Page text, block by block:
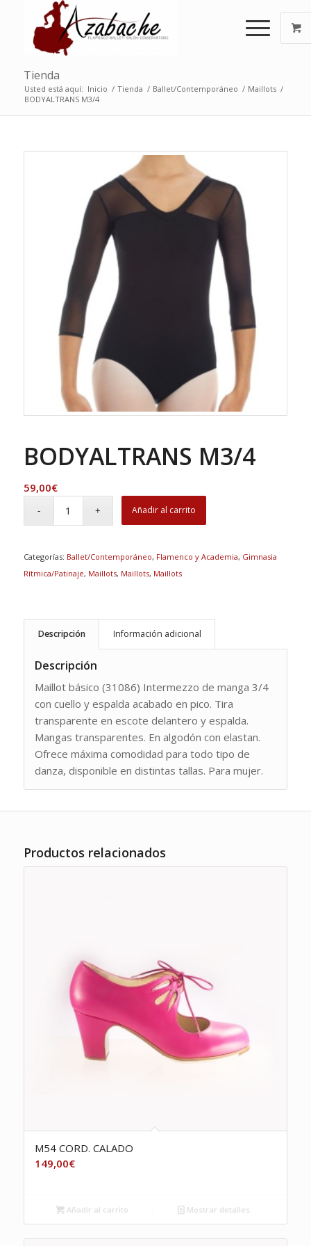
Tienda
Usted está aquí: Inicio / Tienda / Ballet/Contemporáneo / Maillots /
BODYALTRANS M3/4
BODYALTRANS M3/4
59,00€
Añadir al carrito
Categorías: Ballet/Contemporáneo, Flamenco y Academia, Gimnasia
Rítmica/Patinaje, Maillots, Maillots, Maillots
Descripción Información adicional
Descripción
Maillot básico (31086) Intermezzo de manga 3/4
con cuello y espalda acabado en pico. Tira
transparente en escote delantero y espalda.
Mangas transparentes. En algodón con elastan.
Ofrece máxima comodidad para todo tipo de
danza, disponible en distintas tallas. Para mujer.
Productos relacionados
M54 CORD. CALADO
149,00€
Añadir al carrito Mostrar detalles